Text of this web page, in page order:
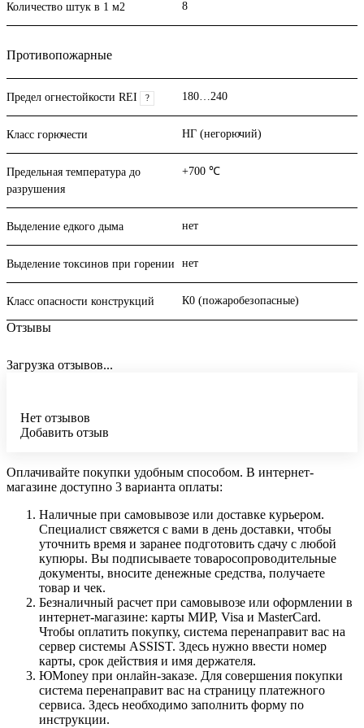
Количество штук в 1 м2 8
Противопожарные
Предел огнестойкости REI ? 180…240
Класс горючести НГ (негорючий)
Предельная температура до
разрушения
+700 ℃
Выделение едкого дыма нет
Выделение токсинов при горении нет
Класс опасности конструкций К0 (пожаробезопасные)
Отзывы
Загрузка отзывов...
Нет отзывов
Добавить отзыв
Оплачивайте покупки удобным способом. В интернет-
магазине доступно 3 варианта оплаты:
Наличные при самовывозе или доставке курьером.
Специалист свяжется с вами в день доставки, чтобы
уточнить время и заранее подготовить сдачу с любой
купюры. Вы подписываете товаросопроводительные
документы, вносите денежные средства, получаете
товар и чек.
Безналичный расчет при самовывозе или оформлении в
интернет-магазине: карты МИР, Visa и MasterCard.
Чтобы оплатить покупку, система перенаправит вас на
сервер системы ASSIST. Здесь нужно ввести номер
карты, срок действия и имя держателя.
ЮMoney при онлайн-заказе. Для совершения покупки
система перенаправит вас на страницу платежного
сервиса. Здесь необходимо заполнить форму по
инструкции.